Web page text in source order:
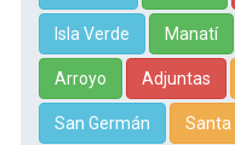
Isla Verde Manatí
Arroyo Adjuntas
San Germán Santa